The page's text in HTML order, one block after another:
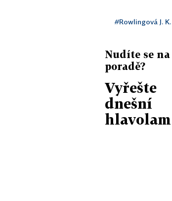
#Rowlingová J. K.
Nudíte se na
poradě?
Vyřešte
dnešní